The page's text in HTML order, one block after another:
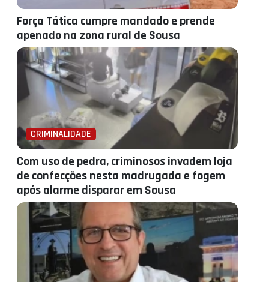
Força Tática cumpre mandado e prende
apenado na zona rural de Sousa
CRIMINALIDADE
Com uso de pedra, criminosos invadem loja
de confecções nesta madrugada e fogem
após alarme disparar em Sousa